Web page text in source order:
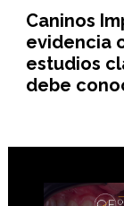
Caninos
evidencia
estudios
debe